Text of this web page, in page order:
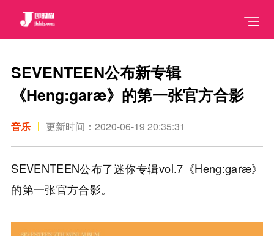
SEVENTEEN公布新专辑
《Heng:garæ》的第一张官方合影
音乐 更新时间：2020-06-19 20:35:31
SEVENTEEN公布了迷你专辑vol.7《Heng:garæ》
的第一张官方合影。